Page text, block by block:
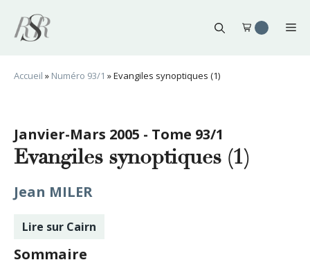
contenu
Accueil » Numéro 93/1 »Evangiles synoptiques (1)
Janvier-Mars 2005 - Tome 93/1
Evangiles synoptiques (1)
Jean MILER
Lire sur Cairn
Sommaire